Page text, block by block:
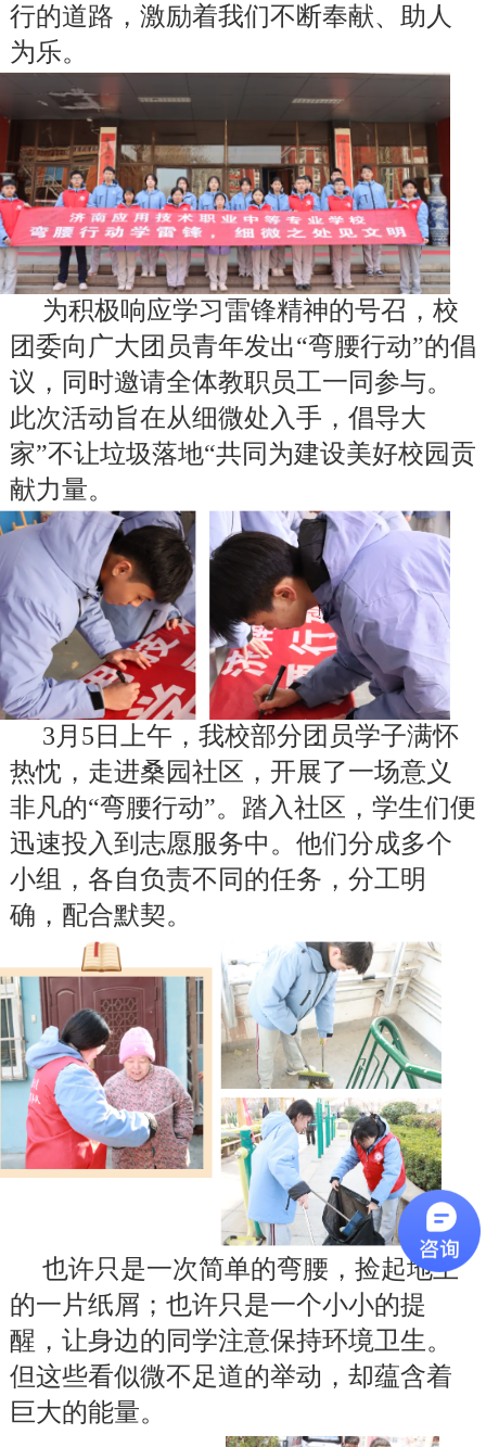
行的道路，激励着我们不断奉献、助人
为乐。
为积极响应学习雷锋精神的号召，校
团委向广大团员青年发出“弯腰行动”的倡
议，同时邀请全体教职员工一同参与。
此次活动旨在从细微处入手，倡导大
家”不让垃圾落地“共同为建设美好校园贡
献力量。
3月5日上午，我校部分团员学子满怀
热忱，走进桑园社区，开展了一场意义
非凡的“弯腰行动”。踏入社区，学生们便
迅速投入到志愿服务中。他们分成多个
小组，各自负责不同的任务，分工明
确，配合默契。
也许只是一次简单的弯腰，捡起地上
的一片纸屑；也许只是一个小小的提
醒，让身边的同学注意保持环境卫生。
但这些看似微不足道的举动，却蕴含着
巨大的能量。